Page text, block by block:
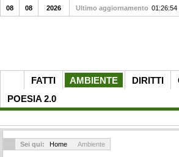
FATTI AMBIENTE DIRITTI
POESIA 2.0
08 08 2026 Ultimo aggiornamento 01:26:54
Sei qui: Home Ambiente